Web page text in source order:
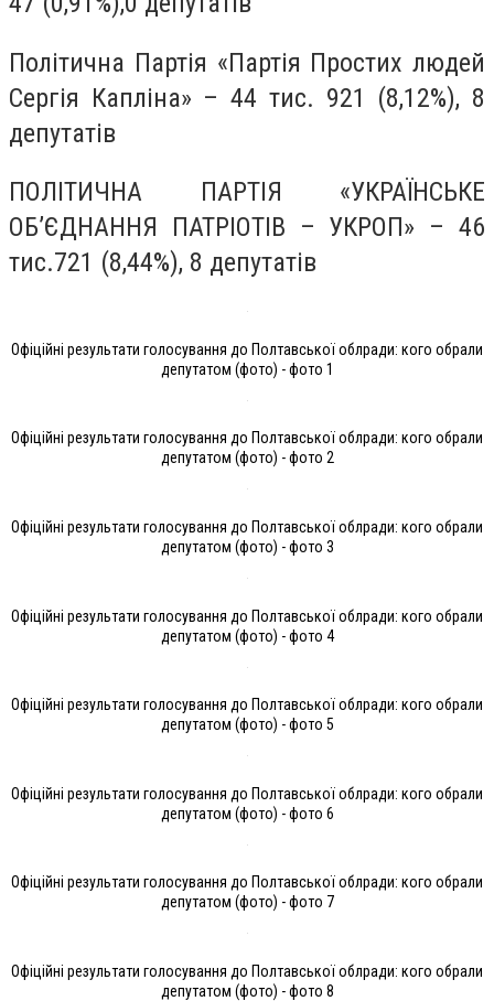
Політична Партія «Партія Простих людей
Сергія Капліна» – 44 тис. 921 (8,12%), 8
депутатів
ПОЛІТИЧНА ПАРТІЯ «УКРАЇНСЬКЕ
ОБ’ЄДНАННЯ ПАТРІОТІВ – УКРОП» – 46
тис.721 (8,44%), 8 депутатів
Офіційні результати голосування до Полтавської облради: кого обрали
депутатом (фото) - фото 1
Офіційні результати голосування до Полтавської облради: кого обрали
депутатом (фото) - фото 2
Офіційні результати голосування до Полтавської облради: кого обрали
депутатом (фото) - фото 3
Офіційні результати голосування до Полтавської облради: кого обрали
депутатом (фото) - фото 4
Офіційні результати голосування до Полтавської облради: кого обрали
депутатом (фото) - фото 5
Офіційні результати голосування до Полтавської облради: кого обрали
депутатом (фото) - фото 6
Офіційні результати голосування до Полтавської облради: кого обрали
депутатом (фото) - фото 7
Офіційні результати голосування до Полтавської облради: кого обрали
депутатом (фото) - фото 8